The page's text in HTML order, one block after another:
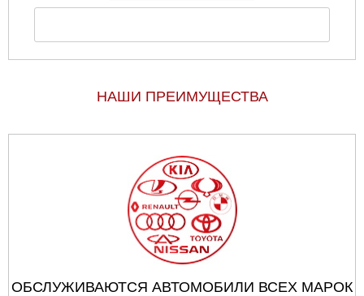
НАШИ ПРЕИМУЩЕСТВА
ОБСЛУЖИВАЮТСЯ АВТОМОБИЛИ ВСЕХ МАРОК